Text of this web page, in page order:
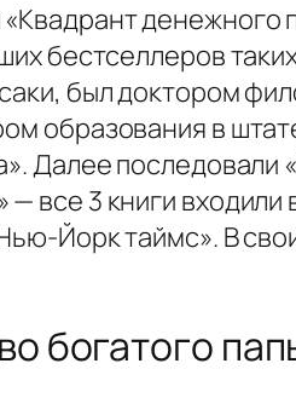
денежного
бестселлеров
был доктором
образования в
Далее последовали
все 3 книги входили
Йорк таймс». В
богатого